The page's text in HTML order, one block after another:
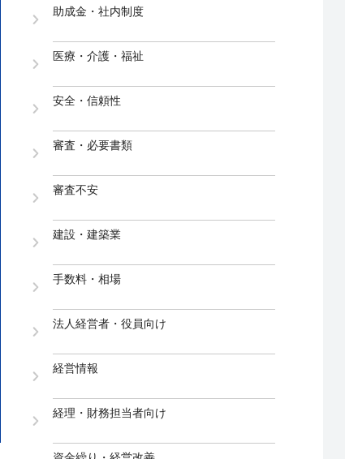
助成金・社内制度
医療・介護・福祉
安全・信頼性
審査・必要書類
審査不安
建設・建築業
手数料・相場
法人経営者・役員向け
経営情報
経理・財務担当者向け